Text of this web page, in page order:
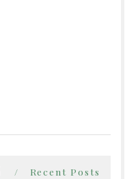
Recent Posts